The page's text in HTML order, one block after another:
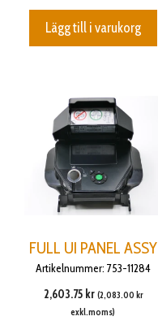
Lägg till i varukorg
FULL UI PANEL ASSY
Artikelnummer: 753-11284
2,603.75 kr (2,083.00 kr
exkl.moms)